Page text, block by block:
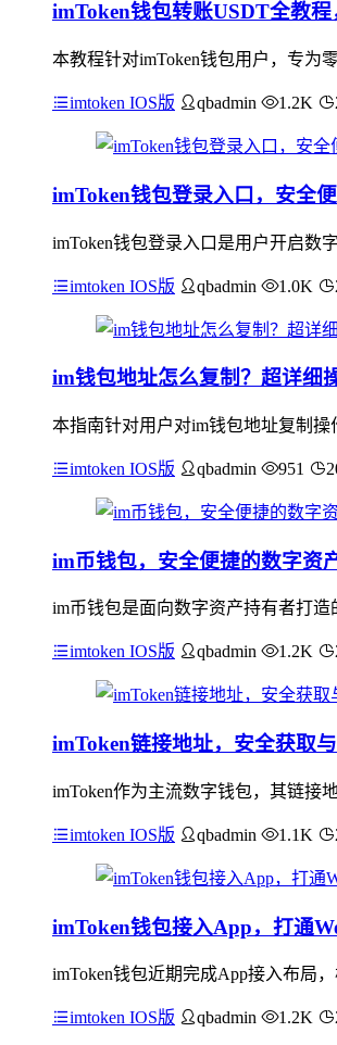
imToken钱包转账USDT全教
本教程针对imToken钱包用户，专为
imtoken IOS版 qbadmin 1.2K
imToken钱包登录入口，安全
imToken钱包登录入口是用户开启数
imtoken IOS版 qbadmin 1.0K
im钱包地址怎么复制？超详细
本指南针对用户对im钱包地址复制
imtoken IOS版 qbadmin 951
im币钱包，安全便捷的数字资
im币钱包是面向数字资产持有者打
imtoken IOS版 qbadmin 1.2K
imToken链接地址，安全获取
imToken作为主流数字钱包，其链接
imtoken IOS版 qbadmin 1.1K
imToken钱包接入App，打通
imToken钱包近期完成App接入布局
imtoken IOS版 qbadmin 1.2K